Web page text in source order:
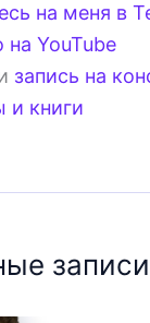
на меня в
YouTube
запись на
и книги
записи